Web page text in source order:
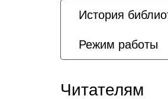
История
Режим работы
Читателям